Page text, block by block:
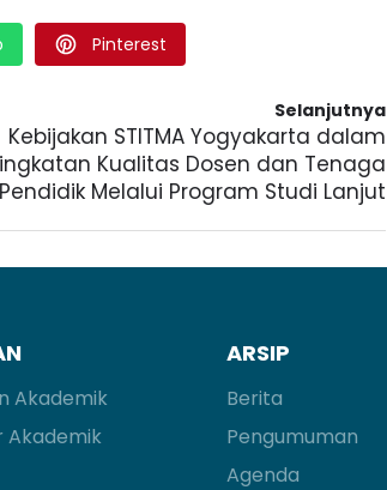
Pinterest
Selanjutnya
Kebijakan STITMA Yogyakarta dalam
Kualitas Dosen dan Tenaga
Pendidik Melalui Program Studi Lanjut
Akademik
Akademik
ARSIP
Berita
Pengumuman
Agenda